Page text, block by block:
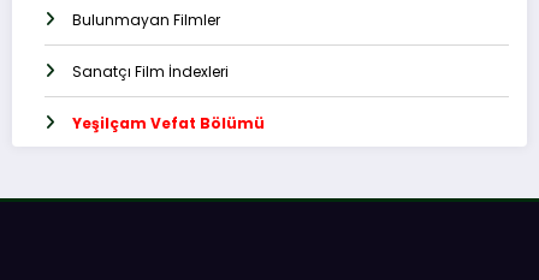
Bulunmayan Filmler
Sanatçı Film İndexleri
Yeşilçam Vefat Bölümü